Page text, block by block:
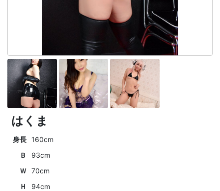
はくま
身長 160cm
Ｂ
93cm
Ｗ
70cm
Ｈ
94cm